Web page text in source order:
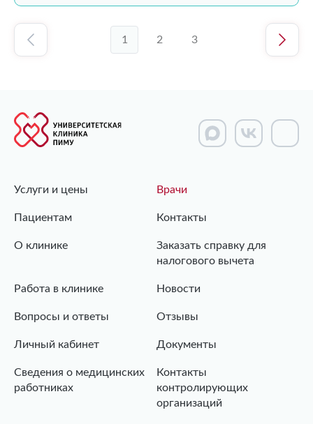
1 2 3
Услуги и цены Врачи
Пациентам Контакты
О клинике
Заказать справку для
налогового вычета
Работа в клинике Новости
Вопросы и ответы Отзывы
Личный кабинет Документы
Сведения о медицинских
работниках
Контакты
контролирующих
организаций